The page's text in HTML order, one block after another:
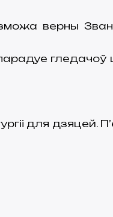
верны
гледачоў
для дзяцей.